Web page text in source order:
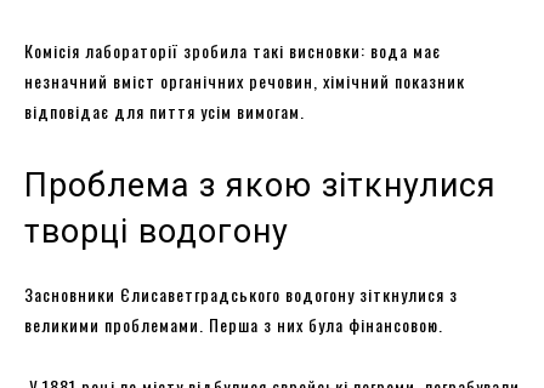
Комісія лабораторії зробила такі висновки: вода має
незначний вміст органічних речовин, хімічний показник
відповідає для пиття усім вимогам.
Проблема з якою зіткнулися
творці водогону
Засновники Єлисаветградського водогону зіткнулися з
великими проблемами. Перша з них була фінансовою.